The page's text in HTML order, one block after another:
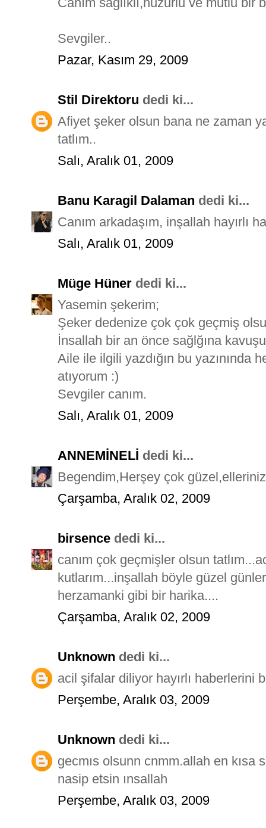
Sevgiler..
Pazar, Kasım 29, 2009
Stil Direktoru dedi ki...
Afiyet şeker olsun bana ne zaman
tatlım..
Salı, Aralık 01, 2009
Banu Karagil Dalaman dedi ki...
Canım arkadaşım, inşallah hayırlı
Salı, Aralık 01, 2009
Müge Hüner dedi ki...
Yasemin şekerim;
Şeker dedenize çok çok geçmiş
İnsallah bir an önce sağlğına
Aile ile ilgili yazdığın bu yazınında
atıyorum :)
Sevgiler canım.
Salı, Aralık 01, 2009
ANNEMİNELİ dedi ki...
Begendim,Herşey çok
Çarşamba, Aralık 02, 2009
birsence dedi ki...
canım çok geçmişler olsun
kutlarım...inşallah böyle güzel
herzamanki gibi bir harika....
Çarşamba, Aralık 02, 2009
Unknown dedi ki...
acil şifalar diliyor hayırlı haberlerini
Perşembe, Aralık 03, 2009
Unknown dedi ki...
gecmıs olsunn cnmm.allah en kısa
nasip etsin ınsallah
Perşembe, Aralık 03, 2009